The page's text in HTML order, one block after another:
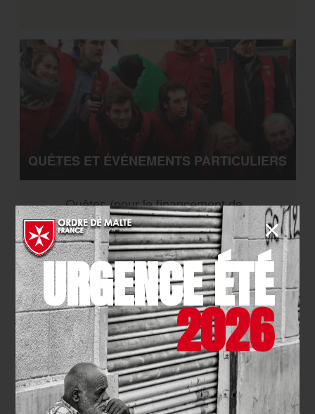
QUÊTES ET ÉVÉNEMENTS PARTICULIERS
Quêtes (pour le financement de
projets)
Collecte de denrées alimentaires et de
produits d'hygiène
Les dernières actualités de l'Ordre de
Malte France
URGENCE ÉTÉ
2026